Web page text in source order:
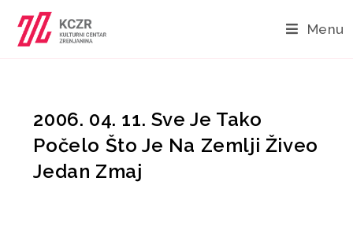
Menu
2006. 04. 11. Sve Je Tako
Počelo Što Je Na Zemlji Živeo
Jedan Zmaj